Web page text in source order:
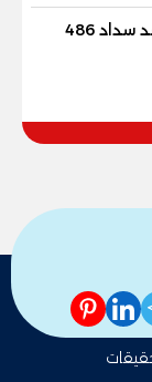
الإفراج عن إبراهيم سعيد بعد سداد 486
linkedin
pinterest